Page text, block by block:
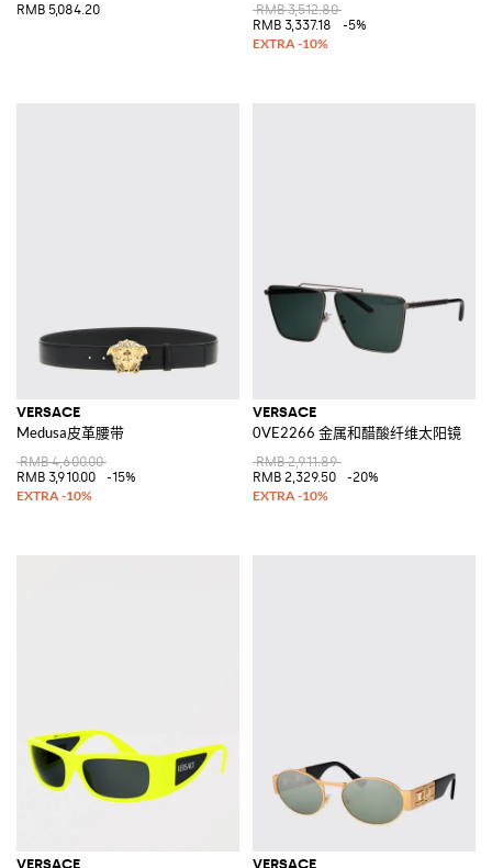
RMB 5,084.20
RMB 3,512.80
RMB 3,337.18
-5%
VERSACE
Medusa皮革腰带
RMB 4,600.00
RMB 3,910.00
-15%
VERSACE
0VE2266 金属和醋酸纤维太阳镜
RMB 2,911.89
RMB 2,329.50
-20%
VERSACE VERSACE